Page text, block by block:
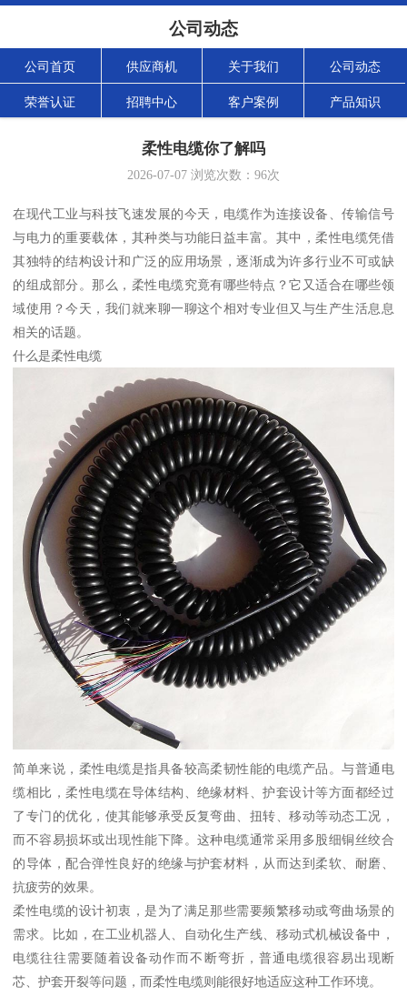
公司动态
公司首页 供应商机 关于我们 公司动态
荣誉认证 招聘中心 客户案例 产品知识
柔性电缆你了解吗
2026-07-07 浏览次数： 96次
在现代工业与科技飞速发展的今天，电缆作为连接设备、传输信号
与电力的重要载体，其种类与功能日益丰富。其中，柔性电缆凭借
其独特的结构设计和广泛的应用场景，逐渐成为许多行业不可或缺
的组成部分。那么，柔性电缆究竟有哪些特点？它又适合在哪些领
域使用？今天，我们就来聊一聊这个相对专业但又与生产生活息息
相关的话题。
什么是柔性电缆
简单来说，柔性电缆是指具备较高柔韧性能的电缆产品。与普通电
缆相比，柔性电缆在导体结构、绝缘材料、护套设计等方面都经过
了专门的优化，使其能够承受反复弯曲、扭转、移动等动态工况，
而不容易损坏或出现性能下降。这种电缆通常采用多股细铜丝绞合
的导体，配合弹性良好的绝缘与护套材料，从而达到柔软、耐磨、
抗疲劳的效果。
柔性电缆的设计初衷，是为了满足那些需要频繁移动或弯曲场景的
需求。比如，在工业机器人、自动化生产线、移动式机械设备中，
电缆往往需要随着设备动作而不断弯折，普通电缆很容易出现断
芯、护套开裂等问题，而柔性电缆则能很好地适应这种工作环境。